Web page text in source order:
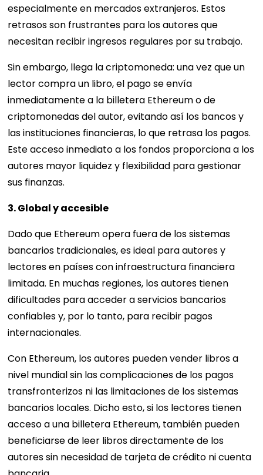
especialmente en mercados extranjeros. Estos
retrasos son frustrantes para los autores que
necesitan recibir ingresos regulares por su trabajo.
Sin embargo, llega la criptomoneda: una vez que un
lector compra un libro, el pago se envía
inmediatamente a la billetera Ethereum o de
criptomonedas del autor, evitando así los bancos y
las instituciones financieras, lo que retrasa los pagos.
Este acceso inmediato a los fondos proporciona a los
autores mayor liquidez y flexibilidad para gestionar
sus finanzas.
3. Global y accesible
Dado que Ethereum opera fuera de los sistemas
bancarios tradicionales, es ideal para autores y
lectores en países con infraestructura financiera
limitada. En muchas regiones, los autores tienen
dificultades para acceder a servicios bancarios
confiables y, por lo tanto, para recibir pagos
internacionales.
Con Ethereum, los autores pueden vender libros a
nivel mundial sin las complicaciones de los pagos
transfronterizos ni las limitaciones de los sistemas
bancarios locales. Dicho esto, si los lectores tienen
acceso a una billetera Ethereum, también pueden
beneficiarse de leer libros directamente de los
autores sin necesidad de tarjeta de crédito ni cuenta